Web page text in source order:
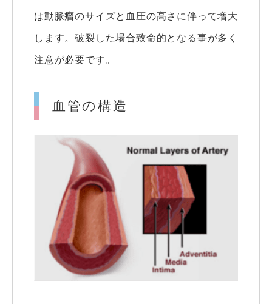
は動脈瘤のサイズと血圧の高さに伴って増大
します。破裂した場合致命的となる事が多く
注意が必要です。
血管の構造